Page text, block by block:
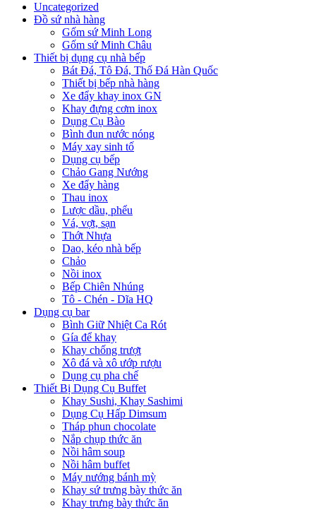
Uncategorized
Đồ sứ nhà hàng
Gốm sứ Minh Long
Gốm sứ Minh Châu
Thiết bị dụng cụ nhà bếp
Bát Đá, Tô Đá, Thố Đá Hàn Quốc
Thiết bị bếp nhà hàng
Xe đẩy khay inox GN
Khay đựng cơm inox
Dụng Cụ Bào
Bình đun nước nóng
Máy xay sinh tố
Dụng cụ bếp
Chảo Gang Nướng
Xe đẩy hàng
Thau inox
Lược dầu, phểu
Vá, vợt, sạn
Thớt Nhựa
Dao, kéo nhà bếp
Chảo
Nồi inox
Bếp Chiên Nhúng
Tô - Chén - Dĩa HQ
Dụng cụ bar
Bình Giữ Nhiệt Ca Rót
Gía để khay
Khay chống trượt
Xô đá và xô ướp rượu
Dụng cụ pha chế
Thiết Bị Dụng Cụ Buffet
Khay Sushi, Khay Sashimi
Dụng Cụ Hấp Dimsum
Tháp phun chocolate
Nắp chụp thức ăn
Nồi hâm soup
Nồi hâm buffet
Máy nướng bánh mỳ
Khay sứ trưng bày thức ăn
Khay trưng bày thức ăn